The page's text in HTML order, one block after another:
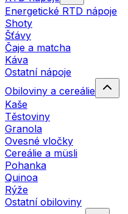
Energetické RTD nápoje
Shoty
Šťávy
Čaje a matcha
Káva
Ostatní nápoje
Obiloviny a cereálie
Kaše
Těstoviny
Granola
Ovesné vločky
Cereálie a müsli
Pohanka
Quinoa
Rýže
Ostatní obiloviny